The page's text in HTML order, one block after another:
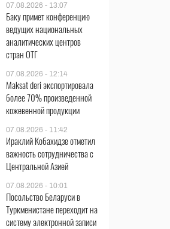
07.08.2026 - 13:07
Баку примет конференцию
ведущих национальных
аналитических центров
стран ОТГ
07.08.2026 - 12:14
Maksat deri экспортировала
более 70% произведенной
кожевенной продукции
07.08.2026 - 11:42
Ираклий Кобахидзе отметил
важность сотрудничества с
Центральной Азией
07.08.2026 - 10:01
Посольство Беларуси в
Туркменистане переходит на
систему электронной записи